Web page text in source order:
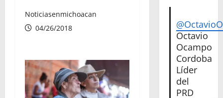
Noticiasenmichoacan
04/26/2018
Octavio
Ocampo
Cordoba
Líder
del
PRD